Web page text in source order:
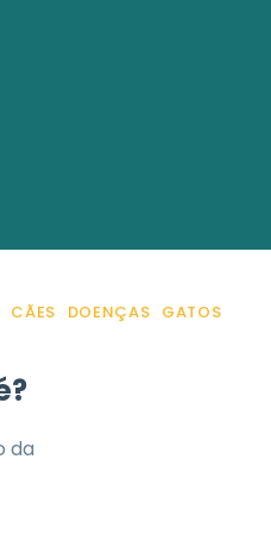
CÃES DOENÇAS GATOS
da